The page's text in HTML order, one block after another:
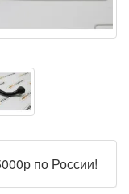
по России!